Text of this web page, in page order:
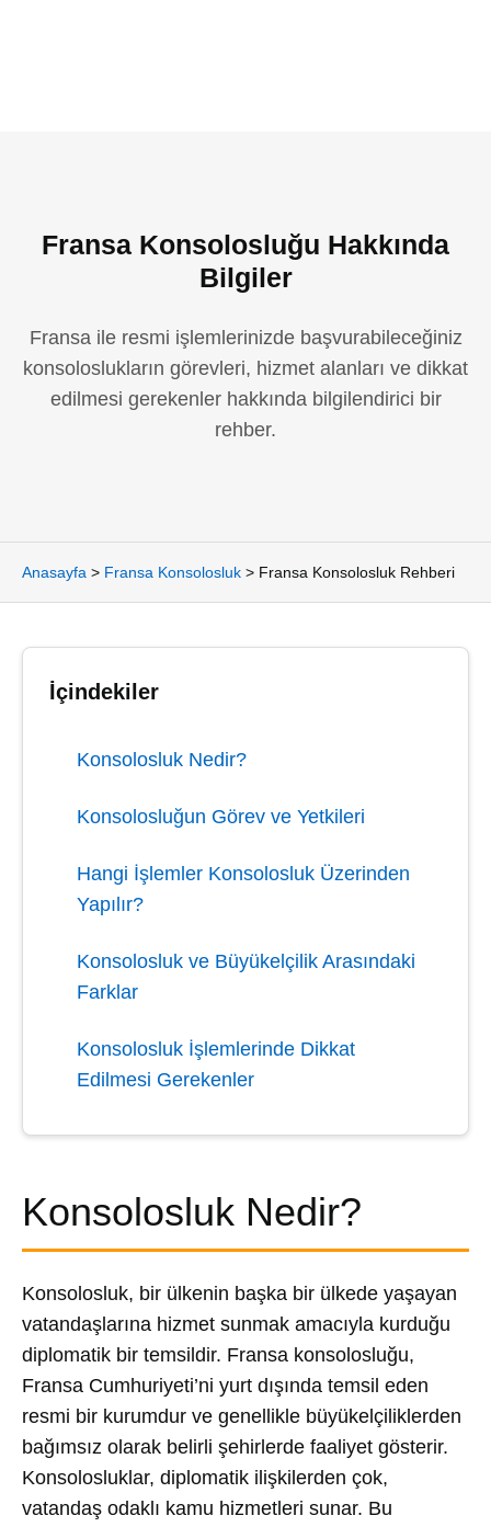
Fransa Konsolosluğu Hakkında
Bilgiler
Fransa ile resmi işlemlerinizde başvurabileceğiniz
konsoloslukların görevleri, hizmet alanları ve dikkat
edilmesi gerekenler hakkında bilgilendirici bir
rehber.
Anasayfa > Fransa Konsolosluk > Fransa Konsolosluk Rehberi
İçindekiler
Konsolosluk Nedir?
Konsolosluğun Görev ve Yetkileri
Hangi İşlemler Konsolosluk Üzerinden
Yapılır?
Konsolosluk ve Büyükelçilik Arasındaki
Farklar
Konsolosluk İşlemlerinde Dikkat
Edilmesi Gerekenler
Konsolosluk Nedir?
Konsolosluk, bir ülkenin başka bir ülkede yaşayan
vatandaşlarına hizmet sunmak amacıyla kurduğu
diplomatik bir temsildir. Fransa konsolosluğu,
Fransa Cumhuriyeti’ni yurt dışında temsil eden
resmi bir kurumdur ve genellikle büyükelçiliklerden
bağımsız olarak belirli şehirlerde faaliyet gösterir.
Konsolosluklar, diplomatik ilişkilerden çok,
vatandaş odaklı kamu hizmetleri sunar. Bu